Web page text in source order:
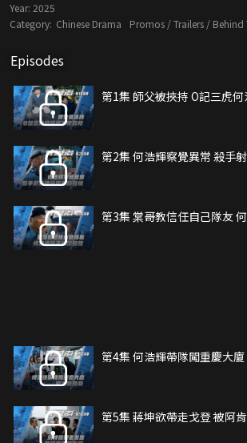
Year: 2025
Category: Chinese Drama Promos / Trailers / Behind
Episodes
第1集 師父被挾持 O記三虎
第2集 何浩輝察覺異常 殺手
第3集 棠哥教信任自己隊友
第4集 何浩輝帶隊闖重慶
第5集 蔣坤欲